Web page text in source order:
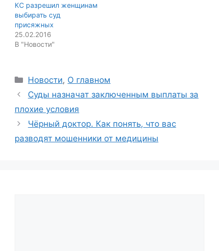
КС разрешил женщинам
выбирать суд
присяжных
25.02.2016
В "Новости"
Categories
Новости, О главном
Суды назначат заключенным выплаты за
плохие условия
Чёрный доктор. Как понять, что вас
разводят мошенники от медицины